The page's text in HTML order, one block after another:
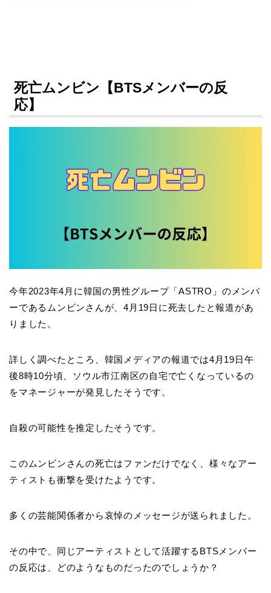
死亡ムンビン【BTSメンバーの反
応】
今年2023年4月に韓国の男性グループ「ASTRO」のメンバ
ーであるムンビンさんが、4月19日に死去したと報道があ
りました。
詳しく調べたところ、韓国メディアの報道では4月19日午
後8時10分頃、ソウル市江南区の自宅で亡くなっているの
をマネージャーが発見したそうです。
自殺の可能性を推定したそうです。
このムンビンさんの死亡はファンだけでなく、様々なアー
ティストも衝撃を受けたようです。
多くの芸能関係者から哀悼のメッセージが送られました。
その中で、同じアーティストとして活躍するBTSメンバー
の反応は、どのようなものだったのでしょうか？